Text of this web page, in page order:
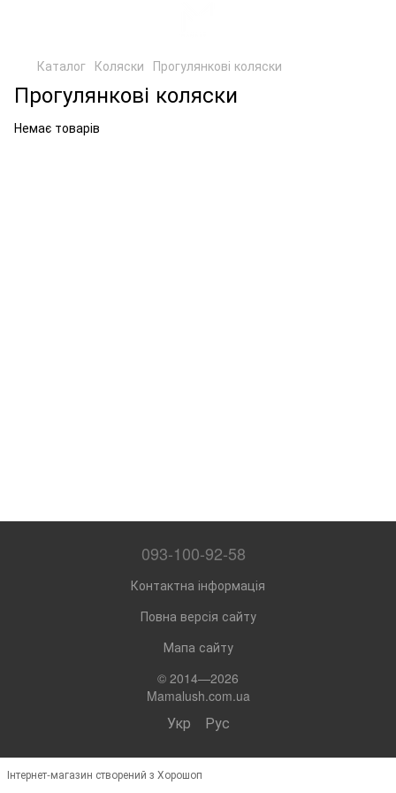
Каталог Коляски Прогулянкові коляски
Прогулянкові коляски
Немає товарів
093-100-92-58
Контактна інформація
Повна версія сайту
Мапа сайту
© 2014—2026
Mamalush.com.ua
Укр Рус
Інтернет-магазин створений з Хорошоп